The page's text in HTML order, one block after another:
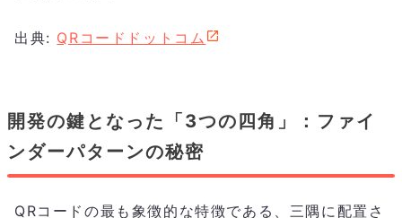
出典: QRコードドットコム
開発の鍵となった「3つの四角」：ファイ
ンダーパターンの秘密
QRコードの最も象徴的な特徴である、三隅に配置さ